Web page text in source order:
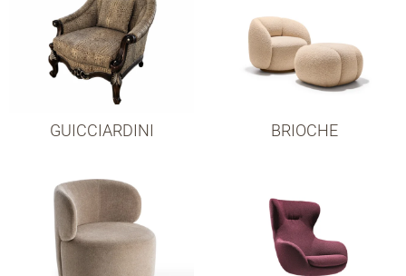
GUICCIARDINI BRIOCHE